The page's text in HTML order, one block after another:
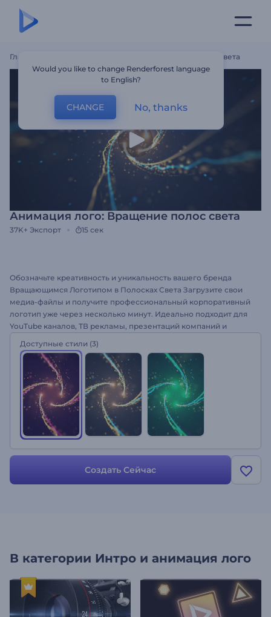
Главная Анимация Лого: Вращение Полос Света
Анимация лого: Вращение полос света
37K+ Экспорт 15 сек
Обозначьте креативность и уникальность вашего бренда
Вращающимся Логотипом в Полосках Света Загрузите свои
медиа-файлы и получите профессиональный корпоративный
логотип уже через несколько минут. Идеально подходит для
YouTube каналов, ТВ рекламы, презентаций компаний и
абстрактных частиц. Попробуйте прямо сейчас бесплатно!
Доступные стили (3)
Создать Сейчас
В категории Интро и анимация лого
Would you like to change Renderforest language
to English?
CHANGE No, thanks